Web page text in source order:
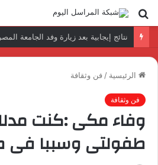
بحث
عن
الرئيسية / فن وثقافة
فن وثقافة
وفاء مكى :كنت
طفولتى وسببا فى